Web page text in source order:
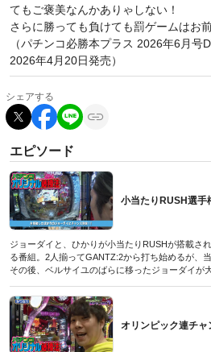
てもご褒美なんかありゃしない！
さらに勝っても負けても罰ゲームはお
（パチンコ必勝本プラス 2026年6月号
2026年4月20日発売）
シェアする
エピソード
小当たりRUSH選手
ジョーダイと、ひかりが小当たりRUSHが搭載さ
る番組。2人揃ってGANTZ:2から打ち始めるが、
その後、ベルサイユのばらに移ったジョーダイが
返すも未だに当たっていないひかり。一刻も早く
ちたいが…!?
(パチンコオリジナル必勝法デラックス2019年8月
2019年6月20日発売号)
オリンピック連チャ